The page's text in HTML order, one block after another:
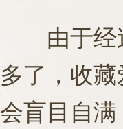
由于经过
多了，收
会盲目自